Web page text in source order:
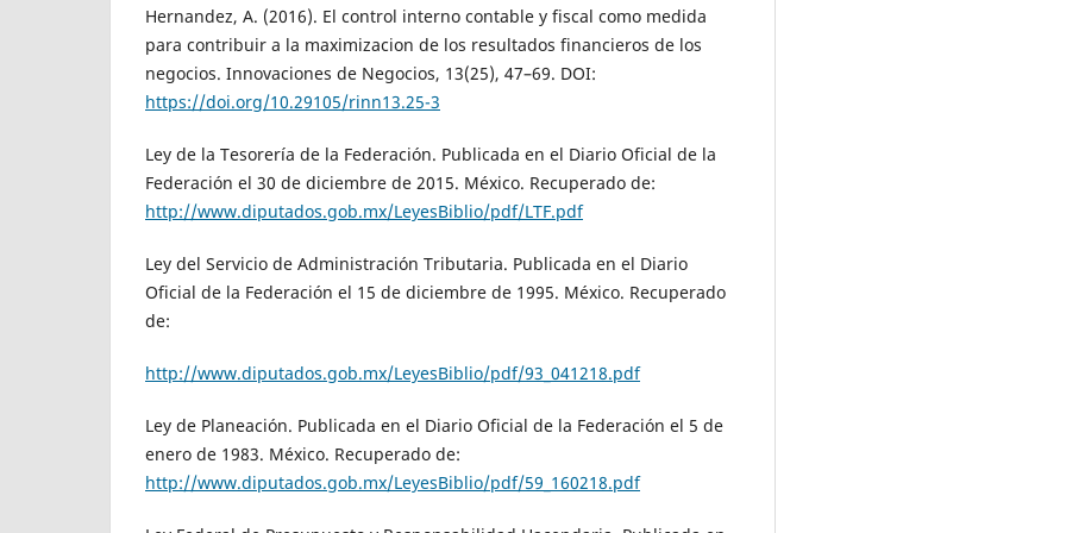
Hernandez, A. (2016). El control interno contable y fiscal como medida
para contribuir a la maximizacion de los resultados financieros de los
negocios. Innovaciones de Negocios, 13(25), 47–69. DOI:
https://doi.org/10.29105/rinn13.25-3
Ley de la Tesorería de la Federación. Publicada en el Diario Oficial de la
Federación el 30 de diciembre de 2015. México. Recuperado de:
http://www.diputados.gob.mx/LeyesBiblio/pdf/LTF.pdf
Ley del Servicio de Administración Tributaria. Publicada en el Diario
Oficial de la Federación el 15 de diciembre de 1995. México. Recuperado
de:
http://www.diputados.gob.mx/LeyesBiblio/pdf/93_041218.pdf
Ley de Planeación. Publicada en el Diario Oficial de la Federación el 5 de
enero de 1983. México. Recuperado de:
http://www.diputados.gob.mx/LeyesBiblio/pdf/59_160218.pdf